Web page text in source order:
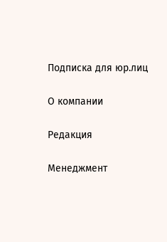
Подписка для юр.лиц
О компании
Редакция
Менеджмент